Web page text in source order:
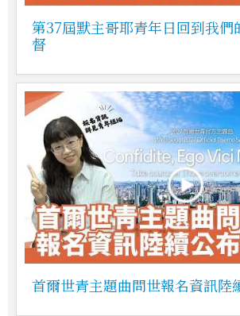
第37屆默主哥耶青年日回到我們
督
首爾世青主題曲問世報名資訊陸